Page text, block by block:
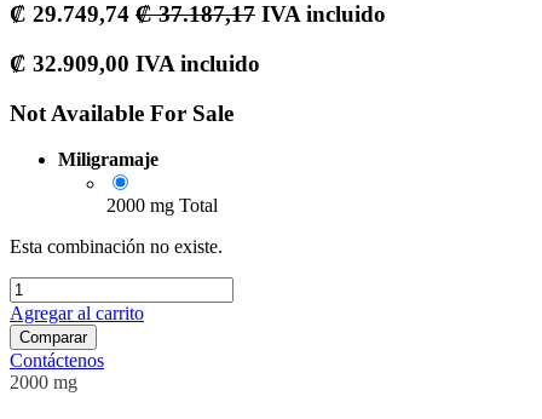
₡ 29.749,74 ₡37.187,17 IVA incluido
₡ 32.909,00 IVA incluido
Not Available For Sale
Miligramaje
2000 mg Total
Esta combinación no existe.
Agregar al carrito
Comparar
Contáctenos
2000 mg